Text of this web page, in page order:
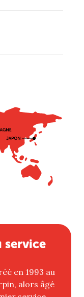
service
en 1993 au
alors âgé